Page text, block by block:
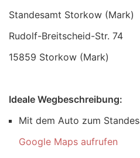
Standesamt Storkow (Mark)
15859 Storkow (Mark)
Ideale Wegbeschreibung:
Mit dem Auto zum
Google Maps aufrufen